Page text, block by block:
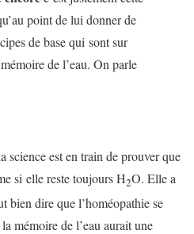
point de lui donner de
de base qui sont sur
de l’eau. On parle
science est en train de prouver que
si elle reste toujours H2O. Elle a
bien dire que l’homéopathie se
mémoire de l’eau aurait une